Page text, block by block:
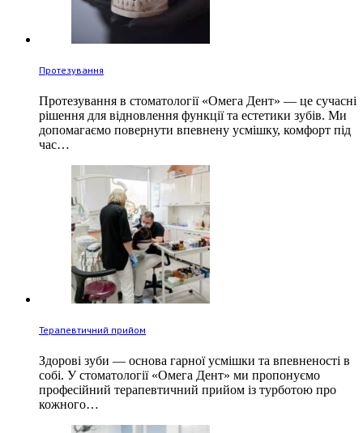
Протезування
Протезування в стоматології «Омега Дент» — це сучасні
рішення для відновлення функції та естетики зубів. Ми
допомагаємо повернути впевнену усмішку, комфорт під
час…
Терапевтичний прийом
Здорові зуби — основа гарної усмішки та впевненості в
собі. У стоматології «Омега Дент» ми пропонуємо
професійний терапевтичний прийом із турботою про
кожного…